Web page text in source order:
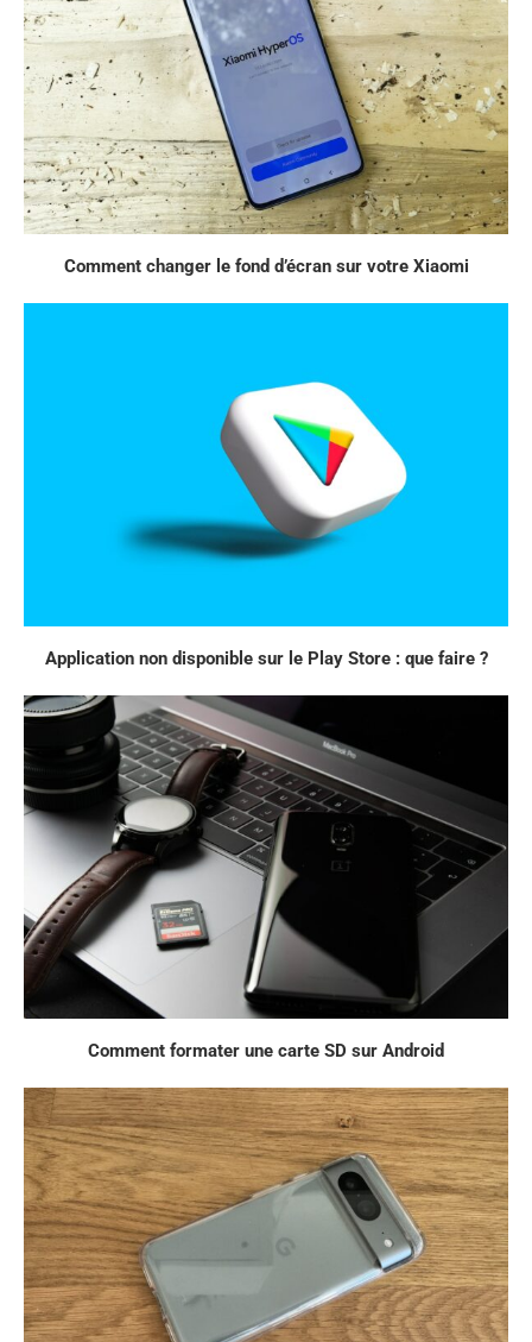
Comment changer le fond d’écran sur votre Xiaomi
Application non disponible sur le Play Store : que faire ?
Comment formater une carte SD sur Android